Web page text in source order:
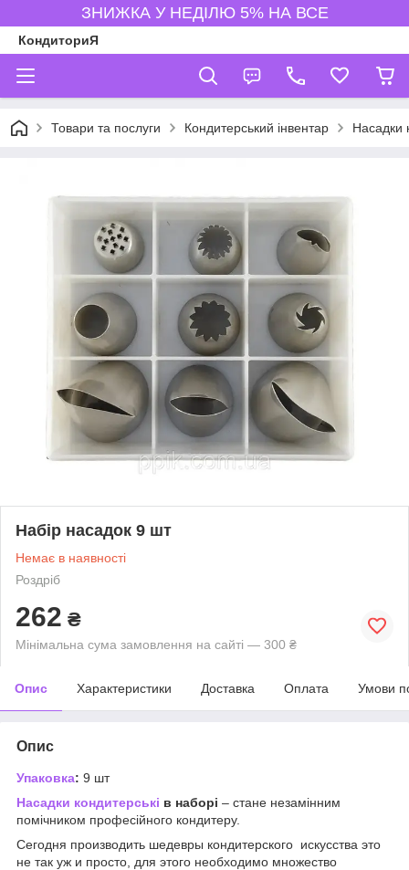
ЗНИЖКА У НЕДІЛЮ 5% НА ВСЕ
КондиториЯ
Товари та послуги Кондитерський інвентар Насадки
Набір насадок 9 шт
Немає в наявності
Роздріб
262 ₴
Мінімальна сума замовлення на сайті — 300 ₴
Опис Характеристики Доставка Оплата Умови
Опис
Упаковка: 9 шт
Насадки кондитерські в наборі – стане незамінним
помічником професійного кондитеру.
Сегодня производить шедевры кондитерского искусства это
не так уж и просто, для этого необходимо множество